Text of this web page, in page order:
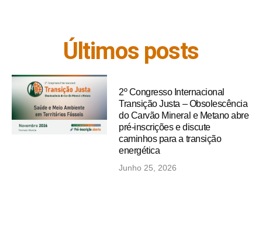
Últimos posts
2º Congresso Internacional
Transição Justa – Obsolescência
do Carvão Mineral e Metano abre
pré-inscrições e discute
caminhos para a transição
energética
Junho 25, 2026